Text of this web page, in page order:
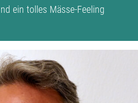
ein tolles Mässe-Feeling